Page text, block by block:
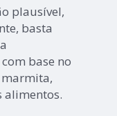
plausível,
basta
base no
alimentos.